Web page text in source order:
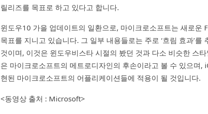
릴리즈를 목표로 하고 있다고 합니다.
윈도우10 가을 업데이트의 일환으로, 마이크로소프트는 새로운
목표를 지니고 있습니다. 그 일부 내용들로는 주로 ‘흐림 효과’
것이며, 이것은 윈도우비스타 시절의 봤던 것과 다소 비슷한 스
은 마이크로소프트의 메트로디자인의 후손이라고 볼 수 있으며,
현된 마이크로소프트의 어플리케이션들에 적용이 될 것입니다.
<동영상 출처 : Microsoft>